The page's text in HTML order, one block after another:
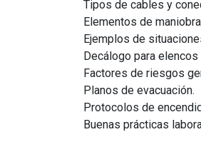
Tipos de cables y
Elementos de
Ejemplos de
Decálogo para
Factores de riesgos
Planos de evacuación.
Protocolos de
Buenas prácticas